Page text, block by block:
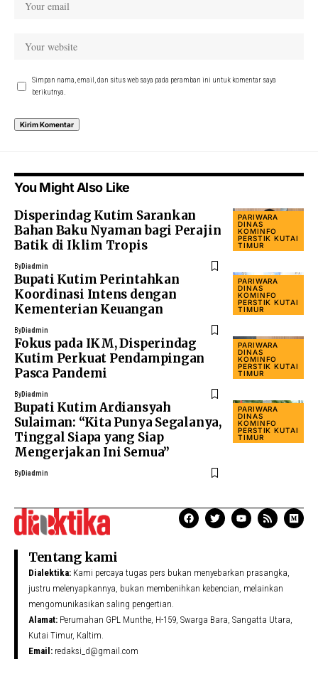
Simpan nama, email, dan situs web saya pada peramban ini untuk komentar saya
berikutnya.
You Might Also Like
PARIWARA
DINAS
KOMINFO
PERSTIK KUTAI
TIMUR
Disperindag Kutim Sarankan
Bahan Baku Nyaman bagi Perajin
Batik di Iklim Tropis
ByDiadmin
PARIWARA
DINAS
KOMINFO
PERSTIK KUTAI
TIMUR
Bupati Kutim Perintahkan
Koordinasi Intens dengan
Kementerian Keuangan
ByDiadmin
PARIWARA
DINAS
KOMINFO
PERSTIK KUTAI
TIMUR
Fokus pada IKM, Disperindag
Kutim Perkuat Pendampingan
Pasca Pandemi
ByDiadmin
PARIWARA
DINAS
KOMINFO
PERSTIK KUTAI
TIMUR
Bupati Kutim Ardiansyah
Sulaiman: “Kita Punya Segalanya,
Tinggal Siapa yang Siap
Mengerjakan Ini Semua”
ByDiadmin
Tentang kami
Dialektika: Kami percaya tugas pers bukan menyebarkan prasangka,
justru melenyapkannya, bukan membenihkan kebencian, melainkan
mengomunikasikan saling pengertian.
Alamat: Perumahan GPL Munthe, H-159, Swarga Bara, Sangatta Utara,
Kutai Timur, Kaltim.
Email: redaksi_d@gmail.com